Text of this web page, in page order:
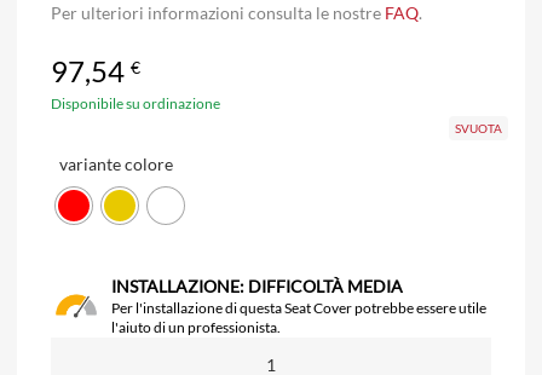
Per ulteriori informazioni consulta le nostre FAQ.
97,54 €
Disponibile su ordinazione
variante colore
SVUOTA
INSTALLAZIONE: DIFFICOLTÀ MEDIA
Per l'installazione di questa Seat Cover potrebbe essere utile
l'aiuto di un professionista.